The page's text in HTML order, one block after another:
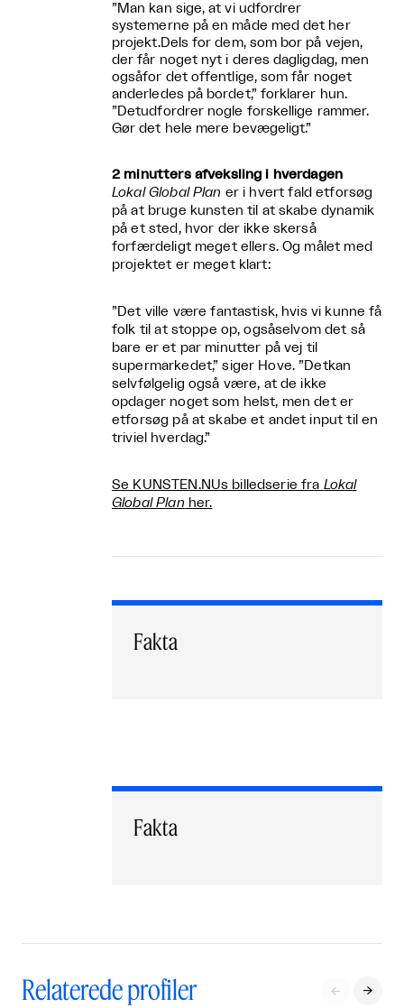
”Man kan sige, at vi udfordrer
systemerne på en måde med det her
projekt.Dels for dem, som bor på vejen,
der får noget nyt i deres dagligdag, men
ogsåfor det offentlige, som får noget
anderledes på bordet,” forklarer hun.
”Detudfordrer nogle forskellige rammer.
Gør det hele mere bevægeligt.”
2 minutters afveksling i hverdagen
Lokal Global Plan er i hvert fald etforsøg
på at bruge kunsten til at skabe dynamik
på et sted, hvor der ikke skerså
forfærdeligt meget ellers. Og målet med
projektet er meget klart:
”Det ville være fantastisk, hvis vi kunne få
folk til at stoppe op, ogsåselvom det så
bare er et par minutter på vej til
supermarkedet,” siger Hove. ”Detkan
selvfølgelig også være, at de ikke
opdager noget som helst, men det er
etforsøg på at skabe et andet input til en
triviel hverdag.”
Se KUNSTEN.NUs billedserie fra Lokal
Global Plan her.
Fakta
Fakta
Relaterede profiler  